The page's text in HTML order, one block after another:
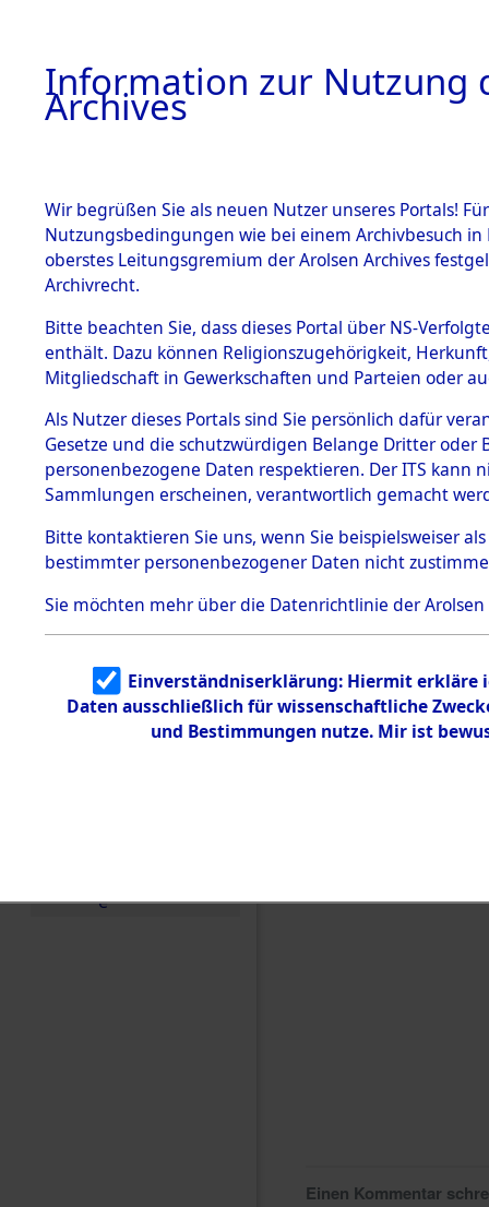
BESTÄNDE
1.
mente
5. Verschiedenes
5.3
Todesmärsche
5.3.1 Alliierte
Erhebungen
zu
Todesmärsch
en
5.3.2
Identifizierun
g
5.3.3
Todesmärsch
e
und
0059
Einen Kommentar
Information zur Nutzung
Archives
Wir begrüßen Sie als neuen Nutzer unseres Portals!
Nutzungsbedingungen wie bei einem Archivbesuch
oberstes Leitungsgremium der Arolsen Archives
Archivrecht.
Bitte beachten Sie, dass dieses Portal über NS-
enthält. Dazu können Religionszugehörigkeit,
Mitgliedschaft in Gewerkschaften und Parteien oder
Als Nutzer dieses Portals sind Sie persönlich dafür
Gesetze und die schutzwürdigen Belange Dritter
personenbezogene Daten respektieren. Der ITS
Sammlungen erscheinen, verantwortlich gemacht
Bitte kontaktieren Sie uns, wenn Sie beispielsweiser
bestimmter personenbezogener Daten nicht
Sie möchten mehr über die Datenrichtlinie der Arolsen
Einverständniserklärung: Hiermit erkläre
Daten ausschließlich für wissenschaftliche
und Bestimmungen nutze. Mir ist